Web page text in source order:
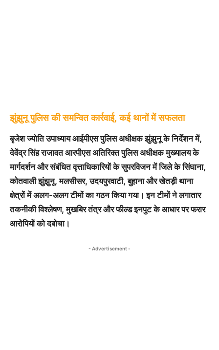
झुंझुनू पुलिस की समन्वित कार्रवाई, कई थानों में सफलता
बृजेश ज्योति उपाध्याय आईपीएस पुलिस अधीक्षक झुंझुनू के निर्देशन में,
देवेंद्र सिंह राजावत आरपीएस अतिरिक्त पुलिस अधीक्षक मुख्यालय के
मार्गदर्शन और संबंधित वृत्ताधिकारियों के सुपरविजन में जिले के सिंघाना,
कोतवाली झुंझुनू, मलसीसर, उदयपुरवाटी, बुहाना और खेतड़ी थाना
क्षेत्रों में अलग-अलग टीमों का गठन किया गया। इन टीमों ने लगातार
तकनीकी विश्लेषण, मुखबिर तंत्र और फील्ड इनपुट के आधार पर फरार
आरोपियों को दबोचा।
- Advertisement -